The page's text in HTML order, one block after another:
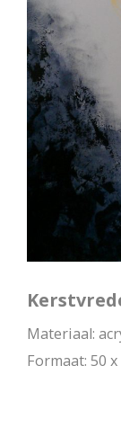
Materiaal:
Formaat: 50 x